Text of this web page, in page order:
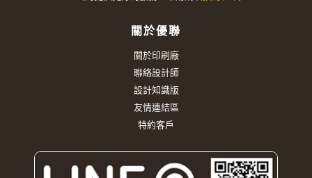
關於優聯
關於印刷廠
聯絡設計師
設計知識版
友情連結區
特約客戶